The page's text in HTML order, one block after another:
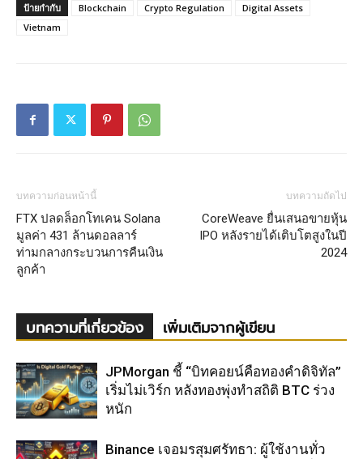
ป้ายกำกับ Blockchain Crypto Regulation
Digital Assets
Vietnam
บทความก่อนหน้านี้
FTX ปลดล็อกโทเคน Solana
มูลค่า 431 ล้านดอลลาร์
ท่ามกลางกระบวนการคืนเงิน
ลูกค้า
บทความถัดไป
CoreWeave ยื่นเสนอขายหุ้น
IPO หลังรายได้เติบโตสูงในปี
2024
บทความที่เกี่ยวข้อง เพิ่มเติมจากผู้เขียน
JPMorgan ชี้ “บิทคอยน์คือทองคำดิจิทัล”
เริ่มไม่เวิร์ก หลังทองพุ่งทำสถิติ BTC ร่วง
หนัก
Binance เจอมรสุมศรัทธา: ผู้ใช้งานทั่ว